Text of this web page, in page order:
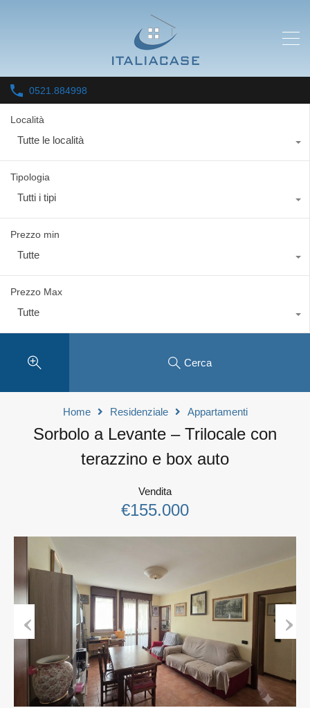
0521.884998
Località
Tutte le località
Tipologia
Tutti i tipi
Prezzo min
Tutte
Prezzo Max
Tutte
Cerca
Home Residenziale Appartamenti
Sorbolo a Levante – Trilocale con
terazzino e box auto
Vendita
€155.000
Previous